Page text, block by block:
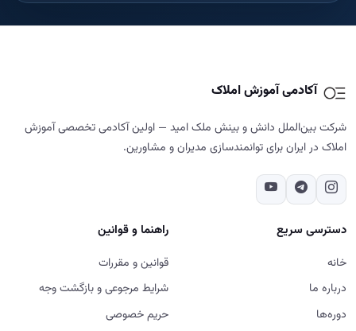
آکادمی آموزش املاک
شرکت بین‌الملل دانش و بینش ملک امید — اولین آکادمی تخصصی آموزش
املاک در ایران برای توانمندسازی مدیران و مشاورین.
دسترسی سریع
خانه
درباره ما
دوره‌ها
راهنما و قوانین
قوانین و مقررات
شرایط مرجوعی و بازگشت وجه
حریم خصوصی